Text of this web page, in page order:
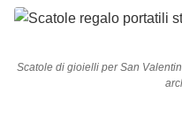
Scatole di gioielli per San